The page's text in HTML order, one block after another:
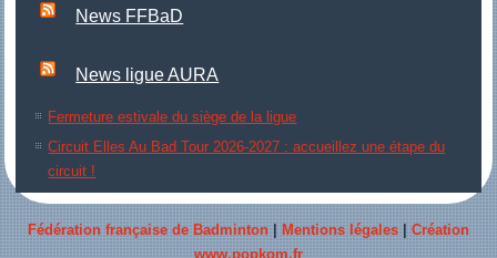
News FFBaD
News ligue AURA
Fermeture estivale du siège de la ligue
Circuit Elles Au Bad Tour 2026-2027 : accueillez une étape du
circuit !
Fédération française de Badminton Mentions légales
Création
www.popkom.fr